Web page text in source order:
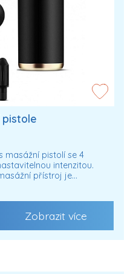
pistole
masážní pistolí se 4
intenzitou.
přístroj je…
Zobrazit více